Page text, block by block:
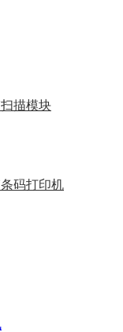
描模块
码打印机